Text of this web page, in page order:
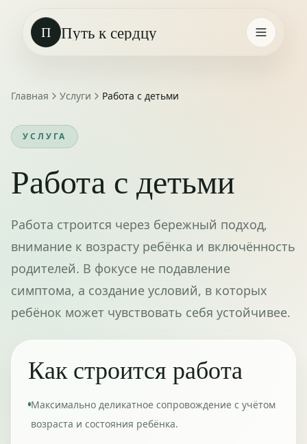
П Путь к сердцу
Главная Услуги Работа с детьми
УСЛУГА
Работа с детьми
Работа строится через бережный подход,
внимание к возрасту ребёнка и включённость
родителей. В фокусе не подавление
симптома, а создание условий, в которых
ребёнок может чувствовать себя устойчивее.
Как строится работа
Максимально деликатное сопровождение с учётом
возраста и состояния ребёнка.